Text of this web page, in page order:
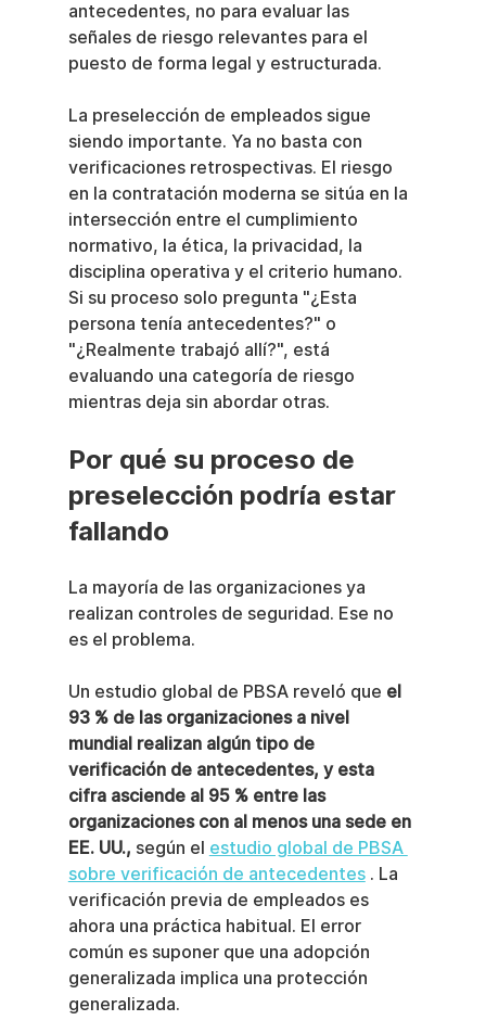
antecedentes, no para evaluar las
señales de riesgo relevantes para el
puesto de forma legal y estructurada.
La preselección de empleados sigue
siendo importante. Ya no basta con
verificaciones retrospectivas. El riesgo
en la contratación moderna se sitúa en la
intersección entre el cumplimiento
normativo, la ética, la privacidad, la
disciplina operativa y el criterio humano.
Si su proceso solo pregunta "¿Esta
persona tenía antecedentes?" o
"¿Realmente trabajó allí?", está
evaluando una categoría de riesgo
mientras deja sin abordar otras.
Por qué su proceso de
preselección podría estar
fallando
La mayoría de las organizaciones ya
realizan controles de seguridad. Ese no
es el problema.
Un estudio global de PBSA reveló que el
93 % de las organizaciones a nivel
mundial realizan algún tipo de
verificación de antecedentes, y esta
cifra asciende al 95 % entre las
organizaciones con al menos una sede en
EE. UU., según el estudio global de PBSA
sobre verificación de antecedentes . La
verificación previa de empleados es
ahora una práctica habitual. El error
común es suponer que una adopción
generalizada implica una protección
generalizada.